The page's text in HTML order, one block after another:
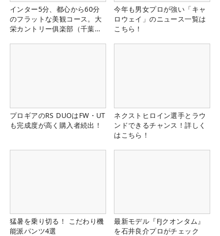
インター5分、都心から60分
のフラットな美観コース。大
栄カントリー俱楽部（千葉
今年も男女プロが強い「キャ
ロウェイ」のニュース一覧は
こちら！
プロギアのRS DUOはFW・UT
も完成度が高く購入者続出！
ネクストヒロイン選手とラウ
ンドできるチャンス！詳しく
はこちら！
猛暑を乗り切る！ こだわり機
能派パンツ4選
最新モデル『FJクオンタム』
を石井良介プロがチェック